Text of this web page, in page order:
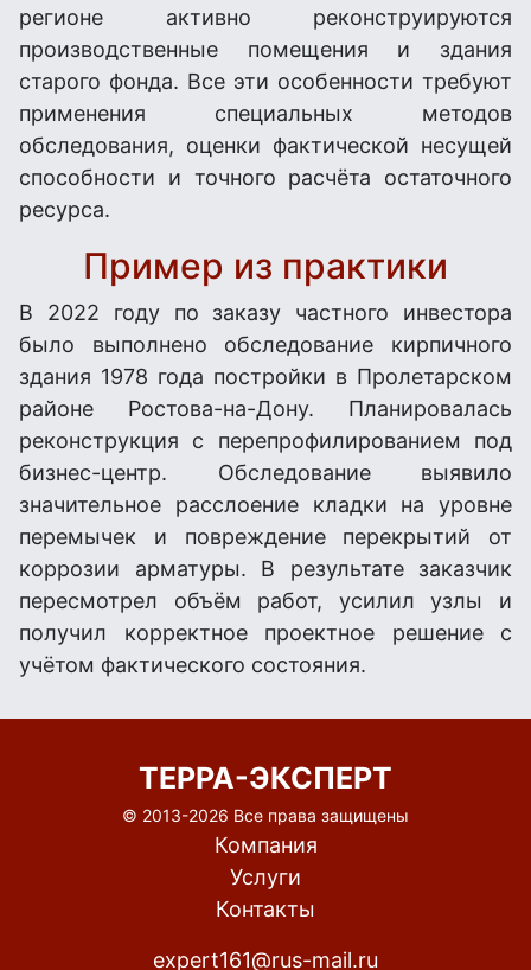
регионе активно реконструируются
производственные помещения и здания
старого фонда. Все эти особенности требуют
применения специальных методов
обследования, оценки фактической несущей
способности и точного расчёта остаточного
ресурса.
Пример из практики
В 2022 году по заказу частного инвестора
было выполнено обследование кирпичного
здания 1978 года постройки в Пролетарском
районе Ростова-на-Дону. Планировалась
реконструкция с перепрофилированием под
бизнес-центр. Обследование выявило
значительное расслоение кладки на уровне
перемычек и повреждение перекрытий от
коррозии арматуры. В результате заказчик
пересмотрел объём работ, усилил узлы и
получил корректное проектное решение с
учётом фактического состояния.
ТЕРРА-ЭКСПЕРТ
© 2013-2026 Все права защищены
Компания
Услуги
Контакты
expert161@rus-mail.ru